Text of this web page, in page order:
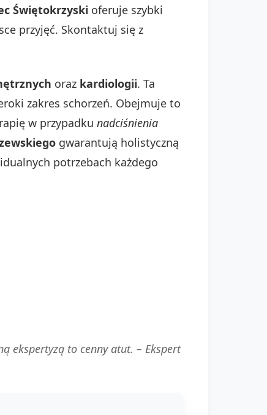
Świętokrzyski oferuje szybki
przyjęć. Skontaktuj się z
oraz kardiologii. Ta
zakres schorzeń. Obejmuje to
w przypadku nadciśnienia
gwarantują holistyczną
potrzebach każdego
ekspertyzą to cenny atut. – Ekspert